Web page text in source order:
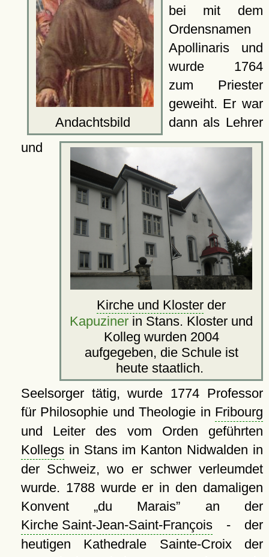
Andachtsbild
Kirche und Kloster der
Kapuziner in Stans. Kloster und
Kolleg wurden 2004
aufgegeben, die Schule ist
heute staatlich.
bei mit dem
Ordensnamen
Apollinaris und
wurde 1764
zum Priester
geweiht. Er war
dann als Lehrer
und
Seelsorger tätig, wurde 1774 Professor
für Philosophie und Theologie in Fribourg
und Leiter des vom Orden geführten
Kollegsin Stans im Kanton Nidwalden in
der Schweiz, wo er schwer verleumdet
wurde. 1788 wurde er in den damaligen
Konvent du Marais
an der
Kirche Saint-Jean-Saint-François- der
heutigen Kathedrale Sainte-Croix der